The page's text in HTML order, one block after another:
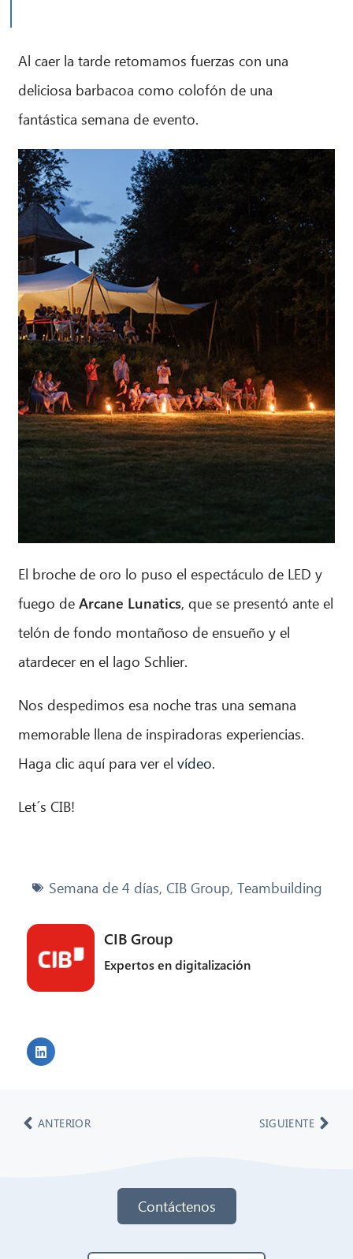
Al caer la tarde retomamos fuerzas con una
deliciosa barbacoa como colofón de una
fantástica semana de evento.
El broche de oro lo puso el espectáculo de LED y
fuego deArcane Lunatics, que se presentó ante el
telón de fondo montañoso de ensueño y el
atardecer en el lago Schlier.
Nos despedimos esa noche tras una semana
memorable llena de inspiradoras experiencias.
Haga clic aquí para ver elvídeo.
Let´s CIB!
Semana de 4 días, CIB Group, Teambuilding
CIB Group
Expertos en digitalización
ANTERIOR SIGUIENTE
Contáctenos